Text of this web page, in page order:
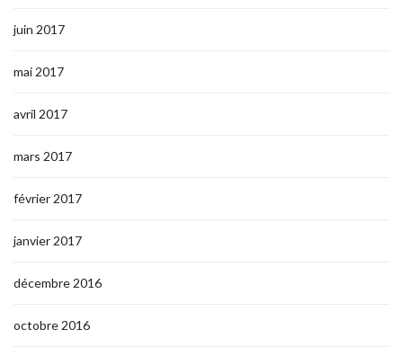
juin 2017
mai 2017
avril 2017
mars 2017
février 2017
janvier 2017
décembre 2016
octobre 2016